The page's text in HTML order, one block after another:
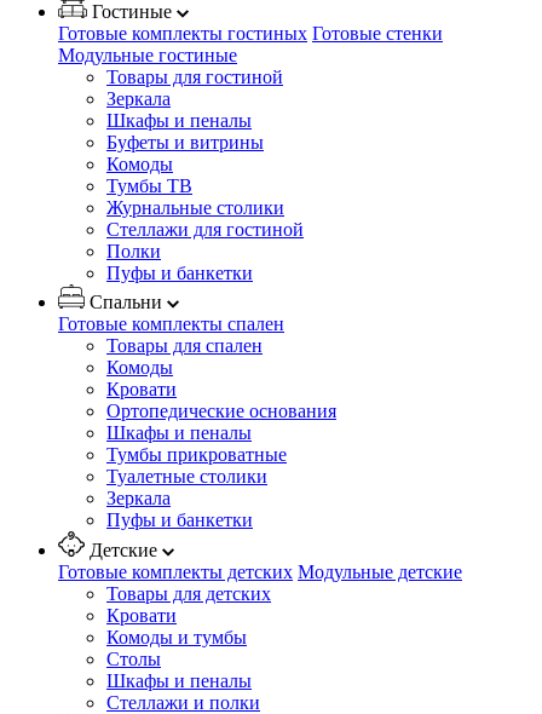
Гостиные
Готовые комплекты гостиных Готовые стенки
Модульные гостиные
Товары для гостиной
Зеркала
Шкафы и пеналы
Буфеты и витрины
Комоды
Тумбы ТВ
Журнальные столики
Стеллажи для гостиной
Полки
Пуфы и банкетки
Спальни
Готовые комплекты спален
Товары для спален
Комоды
Кровати
Ортопедические основания
Шкафы и пеналы
Тумбы прикроватные
Туалетные столики
Зеркала
Пуфы и банкетки
Детские
Готовые комплекты детских Модульные детские
Товары для детских
Кровати
Комоды и тумбы
Столы
Шкафы и пеналы
Стеллажи и полки